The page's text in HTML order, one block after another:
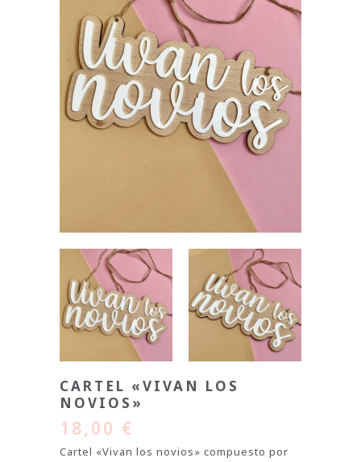
CARTEL «VIVAN LOS
NOVIOS»
18,00 €
Cartel «Vivan los novios» compuesto por